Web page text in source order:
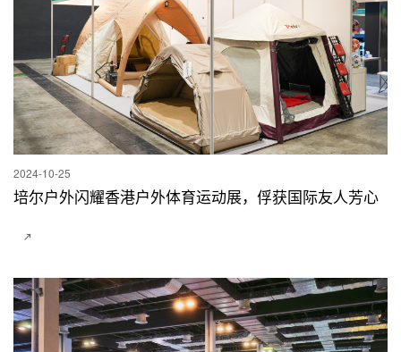
2024-10-25
培尔户外闪耀香港户外体育运动展，俘获国际友人芳心